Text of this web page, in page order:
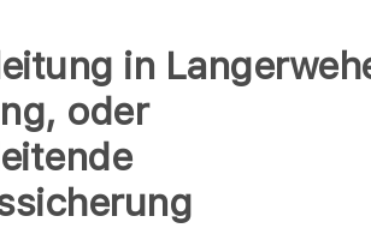
in
oder